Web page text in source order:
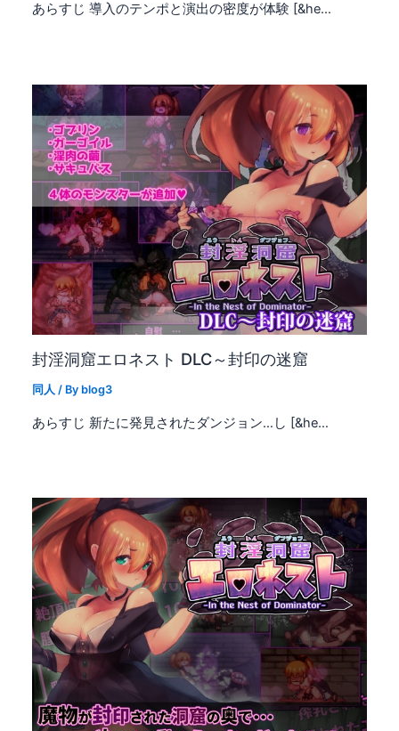
あらすじ 導入のテンポと演出の密度が体験 [&he…
封淫洞窟エロネスト DLC～封印の迷窟
同人 / By blog3
あらすじ 新たに発見されたダンジョン…し [&he…